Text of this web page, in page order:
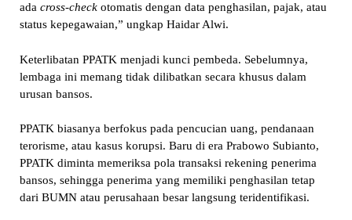
ada cross-checkotomatis dengan data penghasilan, pajak, atau
status kepegawaian,” ungkap Haidar Alwi.
Keterlibatan PPATK menjadi kunci pembeda. Sebelumnya,
lembaga ini memang tidak dilibatkan secara khusus dalam
urusan bansos.
PPATK biasanya berfokus pada pencucian uang, pendanaan
terorisme, atau kasus korupsi. Baru di era Prabowo Subianto,
PPATK diminta memeriksa pola transaksi rekening penerima
bansos, sehingga penerima yang memiliki penghasilan tetap
dari BUMN atau perusahaan besar langsung teridentifikasi.